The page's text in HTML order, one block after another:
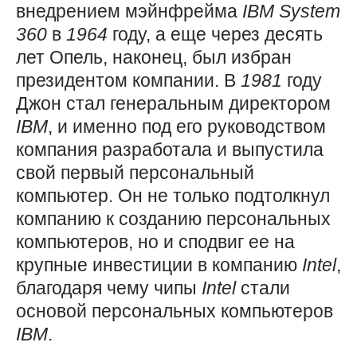
внедрением мэйнфрейма IBM System
360 в 1964 году, а еще через десять
лет Опель, наконец, был избран
президентом компании. В 1981 году
Джон стал генеральным директором
IBM, и именно под его руководством
компания разработала и выпустила
свой первый персональный
компьютер. Он не только подтолкнул
компанию к созданию персональных
компьютеров, но и сподвиг ее на
крупные инвестиции в компанию Intel,
благодаря чему чипы Intel стали
основой персональных компьютеров
IBM.